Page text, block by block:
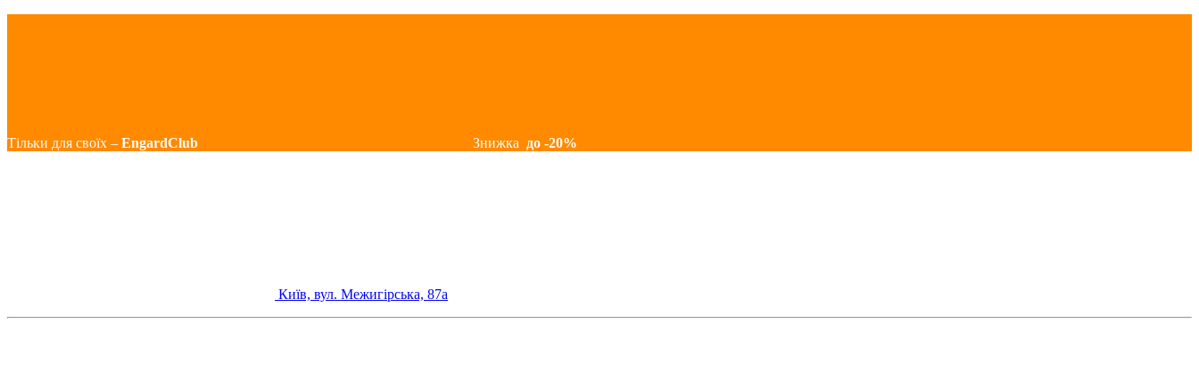
Тільки для своїх – EngardClub Знижка до -20%
Київ, вул. Межигірська, 87а